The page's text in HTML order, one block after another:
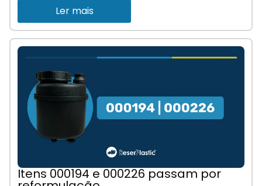
Ler mais
Itens 000194 e 000226 passam por